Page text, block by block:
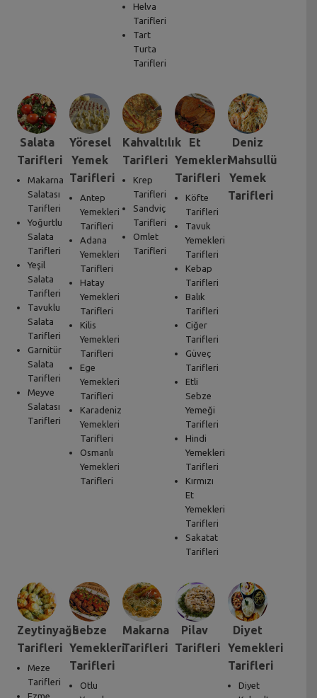
Helva
Tarifleri
Tart
Turta
Tarifleri
Salata
Tarifleri
Makarna
Salatası
Tarifleri
Yoğurtlu
Salata
Tarifleri
Yeşil
Salata
Tarifleri
Tavuklu
Salata
Tarifleri
Garnitür
Salata
Tarifleri
Meyve
Salatası
Tarifleri
Yöresel
Yemek
Tarifleri
Antep
Yemekleri
Tarifleri
Adana
Yemekleri
Tarifleri
Hatay
Yemekleri
Tarifleri
Kilis
Yemekleri
Tarifleri
Ege
Yemekleri
Tarifleri
Karadeniz
Yemekleri
Tarifleri
Osmanlı
Yemekleri
Tarifleri
Kahvaltılık
Tarifleri
Krep
Tarifleri
Sandviç
Tarifleri
Omlet
Tarifleri
Et
Yemekleri
Tarifleri
Köfte
Tarifleri
Tavuk
Yemekleri
Tarifleri
Kebap
Tarifleri
Balık
Tarifleri
Ciğer
Tarifleri
Güveç
Tarifleri
Etli
Sebze
Yemeği
Tarifleri
Hindi
Yemekleri
Tarifleri
Kırmızı
Et
Yemekleri
Tarifleri
Sakatat
Tarifleri
Deniz
Mahsullü
Yemek
Tarifleri
Zeytinyağlı
Tarifleri
Meze
Tarifleri
Sebze
Yemekleri
Tarifleri
Otlu
Makarna
Tarifleri
Pilav
Tarifleri
Diyet
Yemekleri
Tarifleri
Diyet